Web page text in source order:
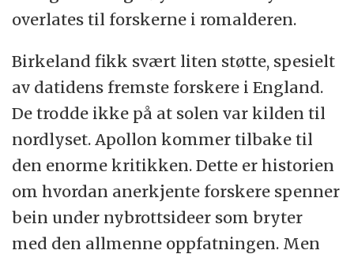
overlates til forskerne i romalderen.
Birkeland fikk svært liten støtte, spesielt
av datidens fremste forskere i England.
De trodde ikke på at solen var kilden til
nordlyset. Apollon kommer tilbake til
den enorme kritikken. Dette er historien
om hvordan anerkjente forskere spenner
bein under nybrottsideer som bryter
med den allmenne oppfatningen. Men